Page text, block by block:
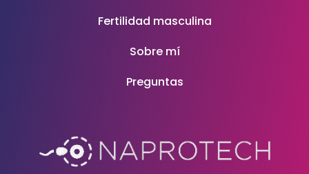
Fertilidad masculina
Sobre mí
Preguntas